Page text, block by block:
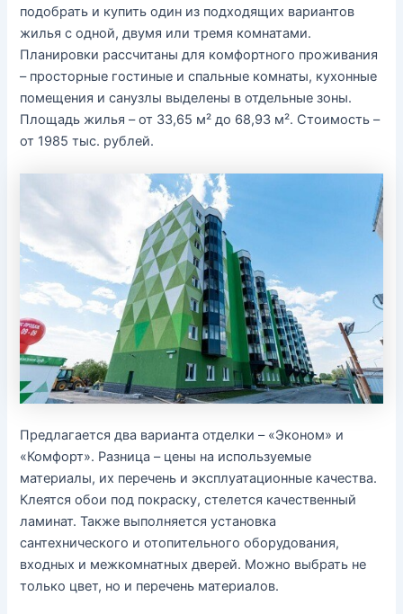
подобрать и купить один из подходящих вариантов
жилья с одной, двумя или тремя комнатами.
Планировки рассчитаны для комфортного проживания
– просторные гостиные и спальные комнаты, кухонные
помещения и санузлы выделены в отдельные зоны.
Площадь жилья – от 33,65 м² до 68,93 м². Стоимость –
от 1985 тыс. рублей.
Предлагается два варианта отделки – «Эконом» и
«Комфорт». Разница – цены на используемые
материалы, их перечень и эксплуатационные качества.
Клеятся обои под покраску, стелется качественный
ламинат. Также выполняется установка
сантехнического и отопительного оборудования,
входных и межкомнатных дверей. Можно выбрать не
только цвет, но и перечень материалов.